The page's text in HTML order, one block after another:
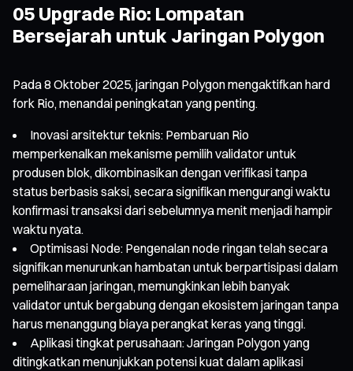
05 Upgrade Rio: Lompatan
Bersejarah untuk Jaringan Polygon
Pada 8 Oktober 2025, jaringan Polygon mengaktifkan hard
fork Rio, menandai peningkatan yang penting.
Inovasi arsitektur teknis: Pembaruan Rio
memperkenalkan mekanisme pemilih validator untuk
produsen blok, dikombinasikan dengan verifikasi tanpa
status berbasis saksi, secara signifikan mengurangi waktu
konfirmasi transaksi dari sebelumnya menit menjadi hampir
waktu nyata.
Optimisasi Node: Pengenalan node ringan telah secara
signifikan menurunkan hambatan untuk berpartisipasi dalam
pemeliharaan jaringan, memungkinkan lebih banyak
validator untuk bergabung dengan ekosistem jaringan tanpa
harus menanggung biaya perangkat keras yang tinggi.
Aplikasi tingkat perusahaan: Jaringan Polygon yang
ditingkatkan menunjukkan potensi kuat dalam aplikasi